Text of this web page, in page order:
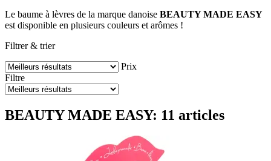
Le baume à lèvres de la marque danoise BEAUTY MADE EASY
est disponible en plusieurs couleurs et arômes !
Filtrer & trier
Prix
Filtre
BEAUTY MADE EASY: 11 articles